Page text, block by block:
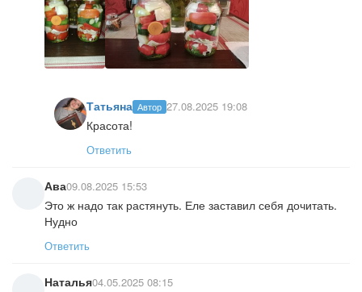
Татьяна Автор 27.08.2025 19:08
Красота!
Ответить
Ава09.08.2025 15:53
Это ж надо так растянуть. Еле заставил себя дочитать.
Нудно
Ответить
Наталья04.05.2025 08:15